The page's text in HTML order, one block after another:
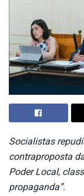
Socialistas
contraproposta
Poder Local,
propaganda”.